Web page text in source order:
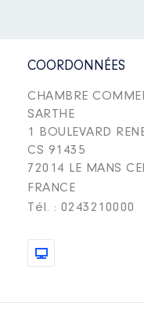
COORDONNÉES
CHAMBRE
SARTHE
1 BOULEVARD
CS 91435
72014 LE MANS
FRANCE
Tél. : 0243210000